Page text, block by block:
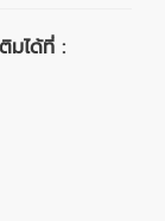
มได้ที่ :